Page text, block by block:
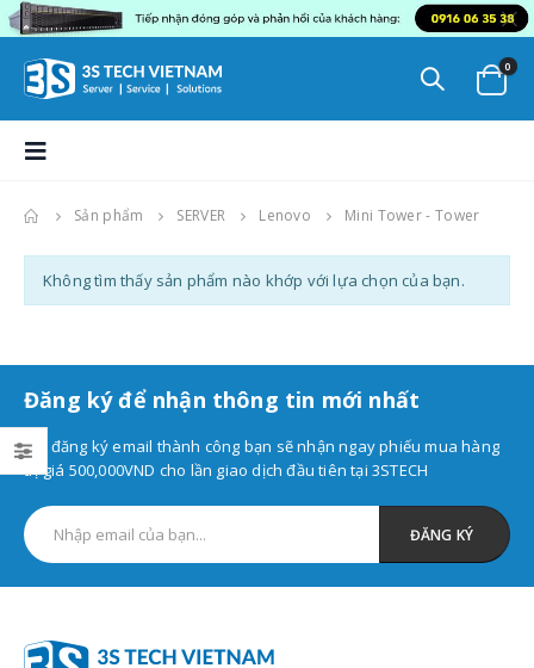
0
Sản phẩm SERVER Lenovo Mini Tower - Tower
Không tìm thấy sản phẩm nào khớp với lựa chọn của bạn.
Đăng ký để nhận thông tin mới nhất
Khi đăng ký email thành công bạn sẽ nhận ngay phiếu mua hàng
trị giá 500,000VND cho lần giao dịch đầu tiên tại 3STECH